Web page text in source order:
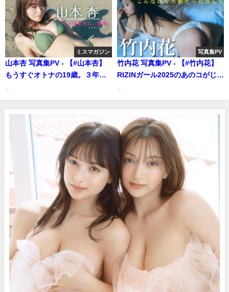
り
ミスマガジン
山本杏 写真集PV - 【#山本杏】
もうすぐオトナの19歳。３年ぶ
写真集『今っぽ女子に、春
恋。』好評発売中！ An
Yamamoto (Feb 03, 2026) | 週
プレChannel【集英社 週刊プレ
イボーイ公式】さんより
写真集PV
竹内花 写真集PV - 【#竹内花】
RIZINガール2025のあのコがじつ
『こんなにも大胆だったなん
て』好評発売中!! Hana
Takeuchi（Jun 25, 2025） | 週
プレChannel【集英社 週刊プレ
イボーイ公式】さんより